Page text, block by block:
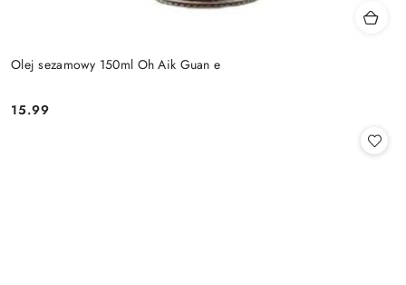
Olej sezamowy 150ml Oh Aik Guan e
Cena:
15.99